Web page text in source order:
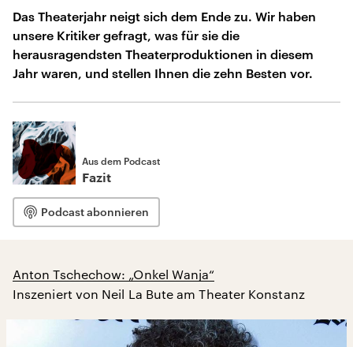
Das Theaterjahr neigt sich dem Ende zu. Wir haben
unsere Kritiker gefragt, was für sie die
herausragendsten Theaterproduktionen in diesem
Jahr waren, und stellen Ihnen die zehn Besten vor.
Aus dem Podcast
Fazit
Podcast abonnieren
Anton Tschechow: „Onkel Wanja“
Inszeniert von Neil La Bute am Theater Konstanz